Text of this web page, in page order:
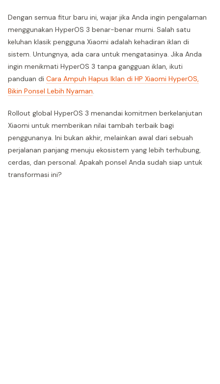
Dengan semua fitur baru ini, wajar jika Anda ingin pengalaman
menggunakan HyperOS 3 benar-benar murni. Salah satu
keluhan klasik pengguna Xiaomi adalah kehadiran iklan di
sistem. Untungnya, ada cara untuk mengatasinya. Jika Anda
ingin menikmati HyperOS 3 tanpa gangguan iklan, ikuti
panduan di Cara Ampuh Hapus Iklan di HP Xiaomi HyperOS,
Bikin Ponsel Lebih Nyaman.
Rollout global HyperOS 3 menandai komitmen berkelanjutan
Xiaomi untuk memberikan nilai tambah terbaik bagi
penggunanya. Ini bukan akhir, melainkan awal dari sebuah
perjalanan panjang menuju ekosistem yang lebih terhubung,
cerdas, dan personal. Apakah ponsel Anda sudah siap untuk
transformasi ini?